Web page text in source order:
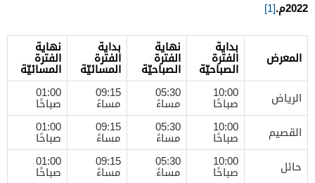
2022م. [1]
المعرض
بداية
الفترة
الصباحيّة
نهاية
الفترة
الصباحيّة
بداية
الفترة
المسائيّة
نهاية
الفترة
المسائيّة
الرياض
10:00
صباحًا
05:30
مساءً
09:15
مساءً
01:00
صباحًا
القصيم
10:00
صباحًا
05:30
مساءً
09:15
مساءً
01:00
صباحًا
حائل
10:00
صباحًا
05:30
مساءً
09:15
مساءً
01:00
صباحًا